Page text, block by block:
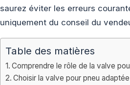
saurez éviter les erreurs
uniquement du conseil du
Table des matières
Comprendre le rôle de la valve
Choisir la valve pour pneu